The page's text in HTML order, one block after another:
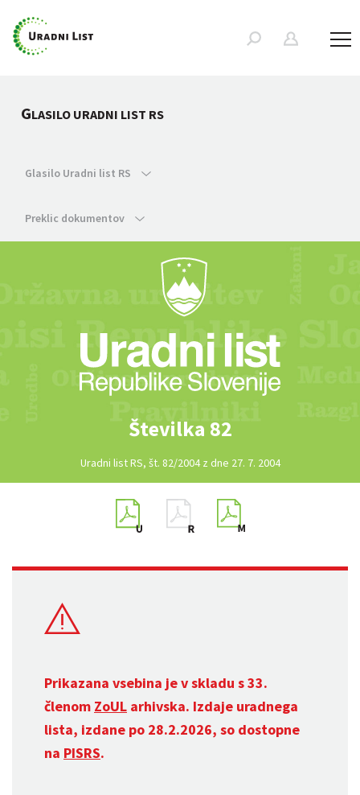
GLASILO URADNI LIST RS
Glasilo Uradni list RS
Preklic dokumentov
Številka 82
Uradni list RS, št. 82/2004 z dne 27. 7. 2004
Prikazana vsebina je v skladu s 33.
členom ZoUL arhivska. Izdaje uradnega
lista, izdane po 28.2.2026, so dostopne
na PISRS.